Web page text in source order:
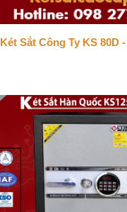
Két Sắt Công Ty KS 80D